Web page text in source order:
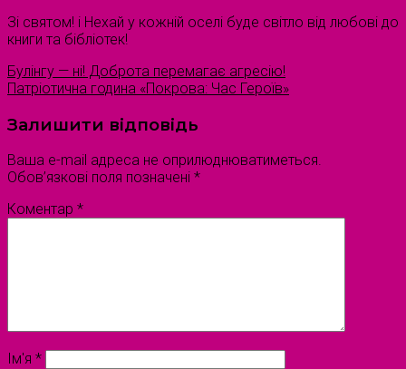
Зі святом! і Нехай у кожній оселі буде світло від любові до
книги та бібліотек!
Булінгу — ні! Доброта перемагає агресію!
Патріотична година «Покрова: Час Героїв»
Залишити відповідь
Ваша e-mail адреса не оприлюднюватиметься.
Обов’язкові поля позначені *
Коментар *
Ім'я *